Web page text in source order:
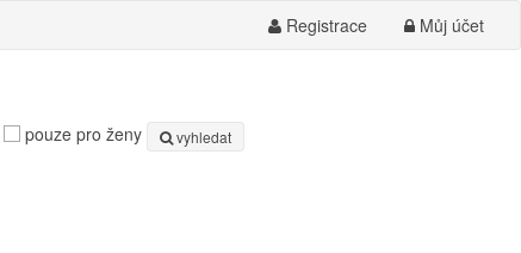
Registrace Můj účet
pouze pro ženy vyhledat